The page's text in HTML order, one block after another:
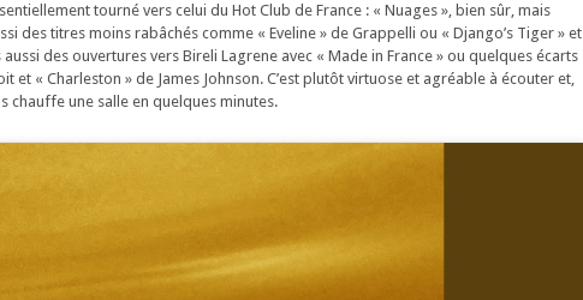
tourné vers celui du Hot Club de France : « Nuages », bien sûr, mais
des titres moins rabâchés comme « Eveline » de Grappelli ou « Django’s Tiger » et
aussi des ouvertures vers Bireli Lagrene avec « Made in France » ou quelques écarts
et « Charleston » de James Johnson. C’est plutôt virtuose et agréable à écouter et,
chauffe une salle en quelques minutes.